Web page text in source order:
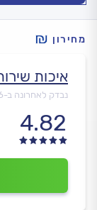
מחירון
איכות
נבדק לאחרונה ב-
4.82